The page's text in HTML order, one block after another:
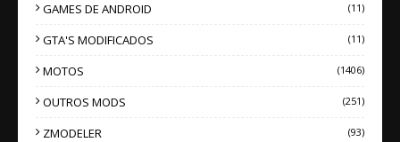
GAMES DE ANDROID (11)
GTA'S MODIFICADOS (11)
MOTOS (1406)
OUTROS MODS (251)
ZMODELER (93)